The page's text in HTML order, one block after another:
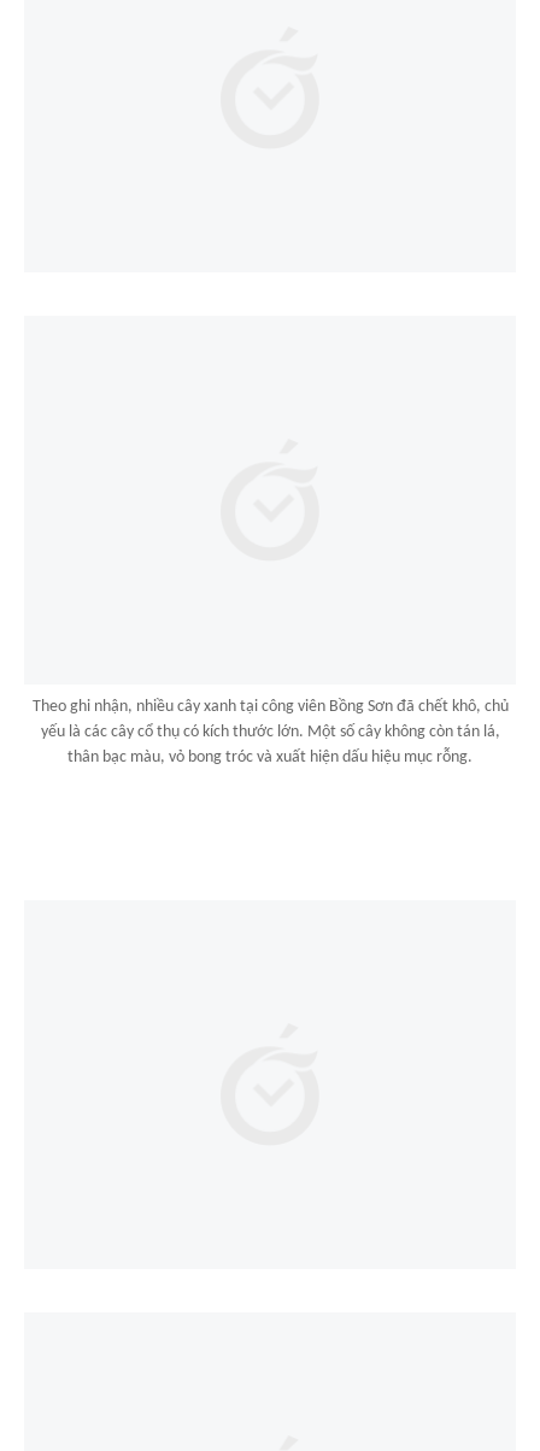
Theo ghi nhận, nhiều cây xanh tại công viên Bồng Sơn đã chết khô, chủ
yếu là các cây cổ thụ có kích thước lớn. Một số cây không còn tán lá,
thân bạc màu, vỏ bong tróc và xuất hiện dấu hiệu mục rỗng.